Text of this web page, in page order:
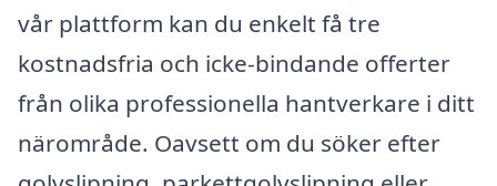
vår plattform kan du enkelt få tre
kostnadsfria och icke-bindande offerter
från olika professionella hantverkare i ditt
närområde. Oavsett om du söker efter